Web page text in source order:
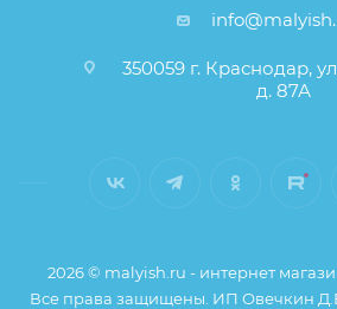
350059 г. Краснодар,
д. 87А
2026 © malyish.ru - интернет
Все права защищены. ИП Овечкин